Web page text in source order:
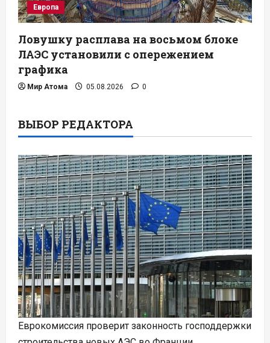
Европа
Ловушку расплава на восьмом блоке
ЛАЭС установили с опережением
графика
Мир Атома 05.08.2026 0
ВЫБОР РЕДАКТОРА
Еврокомиссия проверит законность господдержки